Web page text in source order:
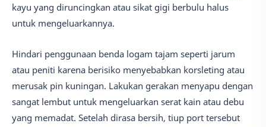
kayu yang diruncingkan atau sikat gigi berbulu halus
untuk mengeluarkannya.
Hindari penggunaan benda logam tajam seperti jarum
atau peniti karena berisiko menyebabkan korsleting atau
merusak pin kuningan. Lakukan gerakan menyapu dengan
sangat lembut untuk mengeluarkan serat kain atau debu
yang memadat. Setelah dirasa bersih, tiup port tersebut